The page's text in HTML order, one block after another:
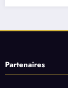
Partenaires